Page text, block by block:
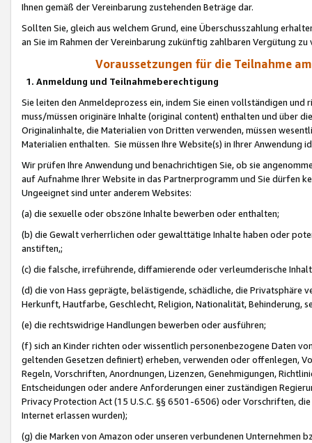
Ihnen gemäß der Vereinbarung zustehenden Beträge dar.
Sollten Sie, gleich aus welchem Grund, eine Überschusszahlung
an Sie im Rahmen der Vereinbarung zukünftig zahlbaren Vergütung zu
Voraussetzungen für die Teilnahme
1. Anmeldung und Teilnahmeberechtigung
Sie leiten den Anmeldeprozess ein, indem Sie einen vollständigen
muss/müssen originäre Inhalte (original content) enthalten und über
Originalinhalte, die Materialien von Dritten verwenden, müssen
Materialien enthalten. Sie müssen Ihre Website(s) in Ihrer Anwendung
Wir prüfen Ihre Anwendung und benachrichtigen Sie, ob sie
auf Aufnahme Ihrer Website in das Partnerprogramm und Sie dürfen
Ungeeignet sind unter anderem Websites:
(a) die sexuelle oder obszöne Inhalte bewerben oder enthalten;
(b) die Gewalt verherrlichen oder gewalttätige Inhalte haben oder
anstiften,;
(c) die falsche, irreführende, diffamierende oder verleumderische
(d) die von Hass geprägte, belästigende, schädliche, die Privatsphäre
Herkunft, Hautfarbe, Geschlecht, Religion, Nationalität, Behinderung,
(e) die rechtswidrige Handlungen bewerben oder ausführen;
(f) sich an Kinder richten oder wissentlich personenbezogene Daten
geltenden Gesetzen definiert) erheben, verwenden oder offenlegen,
Regeln, Vorschriften, Anordnungen, Lizenzen, Genehmigungen,
Entscheidungen oder andere Anforderungen einer zuständigen
Privacy Protection Act (15 U.S.C. §§ 6501-6506) oder Vorschriften,
Internet erlassen wurden);
(g) die Marken von Amazon oder unseren verbundenen Unternehmen